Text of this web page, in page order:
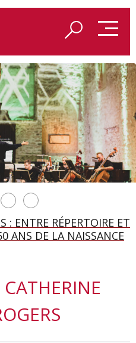
À SALZBOURG, UNE
PAR ROMEO
PASCAL
: ENTRE RÉPERTOIRE ET
ANS DE LA NAISSANCE
DU RING
L’IA
CENTIÈME
PARENTS AVAIENT
CISELÉ »